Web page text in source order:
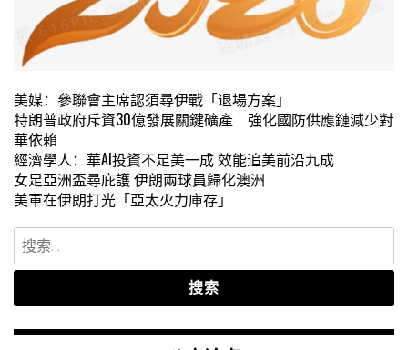
美媒：參聯會主席認須尋伊戰「退場方案」
特朗普政府斥資30億發展關鍵礦產 強化國防供應鏈減少對
華依賴
經濟學人：華AI投資不足美一成 效能追美前沿九成
女足亞洲盃尋庇護 伊朗兩球員歸化澳洲
美軍在伊朗打光「亞太火力庫存」
搜
索：